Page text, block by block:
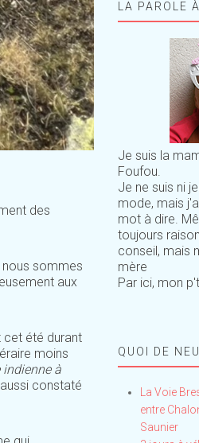
des
nous sommes
aux
cet été durant
moins
à
constaté
LA PAROLE
Je suis la
Foufou.
Je ne suis ni
mode, mais
mot à dire.
toujours
conseil, mais
mère
Par ici, mon
QUOI DE
La Voie
entre
Saunier